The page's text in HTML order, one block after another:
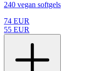
240 vegan softgels
74 EUR
55 EUR